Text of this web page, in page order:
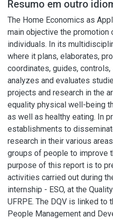
Resumo em outro
The Home Economics as
main objective the
individuals. In its
where it plans, elaborates,
coordinates, guides,
analyzes and evaluates
projects and research in the
equality physical well-being
as well as healthy eating. In
establishments to
research in their various
groups of people to improve
purpose of this report is to
activities carried out during
internship - ESO, at the
UFRPE. The DQV is linked to
People Management and